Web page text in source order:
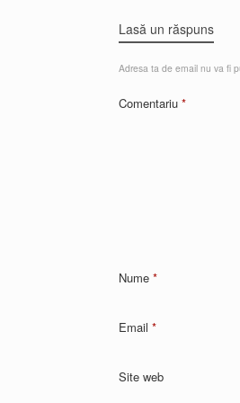
Lasă un răspuns
Adresa ta de email nu va fi
Comentariu *
Nume *
Email *
Site web